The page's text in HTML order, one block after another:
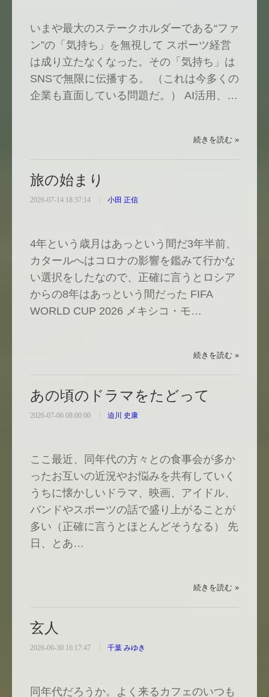
いまや最大のステークホルダーである“ファ
ン”の「気持ち」を無視して スポーツ経営
は成り立たなくなった。その「気持ち」は
SNSで無限に伝播する。 （これは今多くの
企業も直面している問題だ。） AI活用、…
続きを読む »
旅の始まり
2026-07-14 18:37:14 小田 正信
4年という歳月はあっという間だ3年半前、
カタールへはコロナの影響を鑑みて行かな
い選択をしたなので、正確に言うとロシア
からの8年はあっという間だった FIFA
WORLD CUP 2026 メキシコ・モ…
続きを読む »
あの頃のドラマをたどって
2026-07-06 08:00:00 迫川 史康
ここ最近、同年代の方々との食事会が多か
ったお互いの近況やお悩みを共有していく
うちに懐かしいドラマ、映画、アイドル、
バンドやスポーツの話で盛り上がることが
多い（正確に言うとほとんどそうなる） 先
日、とあ…
続きを読む »
玄人
2026-06-30 16:17:47 千葉 みゆき
同年代だろうか。よく来るカフェのいつも